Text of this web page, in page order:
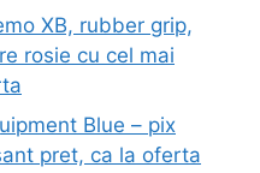
XB, rubber grip,
rosie cu cel mai
Blue – pix
pret, ca la oferta